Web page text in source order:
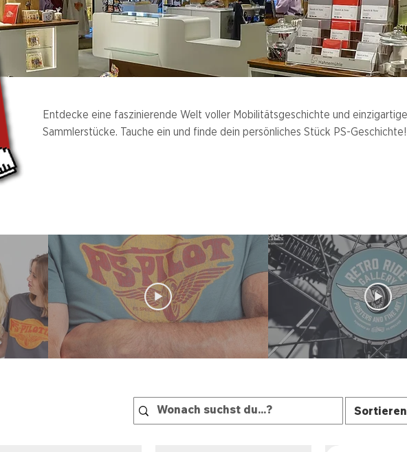
Entdecke eine faszinierende Welt voller Mobilitätsgeschichte und
Sammlerstücke. Tauche ein und finde dein persönliches Stück PS-Geschichte!